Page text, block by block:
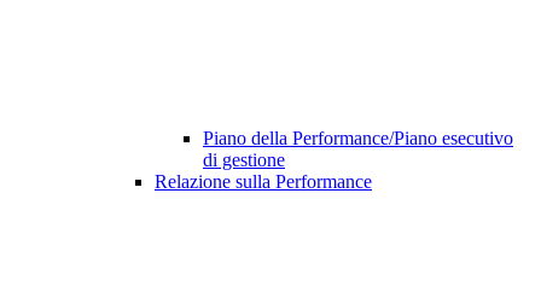
Piano della Performance/Piano esecutivo
di gestione
Relazione sulla Performance